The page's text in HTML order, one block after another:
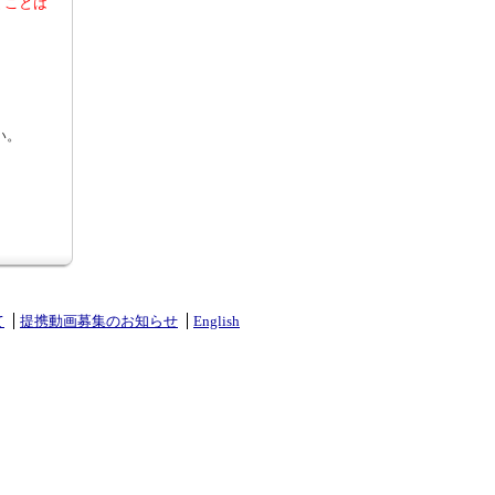
提携動画募集のお知らせ English